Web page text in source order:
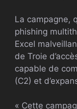
La campagne,
phishing
Excel
de Troie
capable de
(C2) et
« Cette